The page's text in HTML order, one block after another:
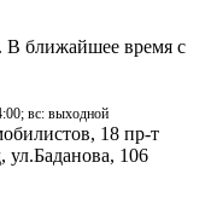
В ближайшее время с
вс: выходной
18 пр-т
ул.Баданова, 106